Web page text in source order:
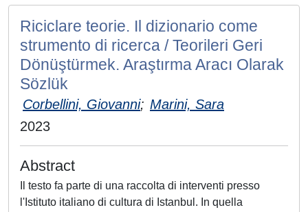
Riciclare teorie. Il dizionario come
strumento di ricerca / Teorileri Geri
Dönüştürmek. Araştırma Aracı Olarak
Sözlük
Corbellini, Giovanni; Marini, Sara
2023
Abstract
Il testo fa parte di una raccolta di interventi presso
l'Istituto italiano di cultura di Istanbul. In quella